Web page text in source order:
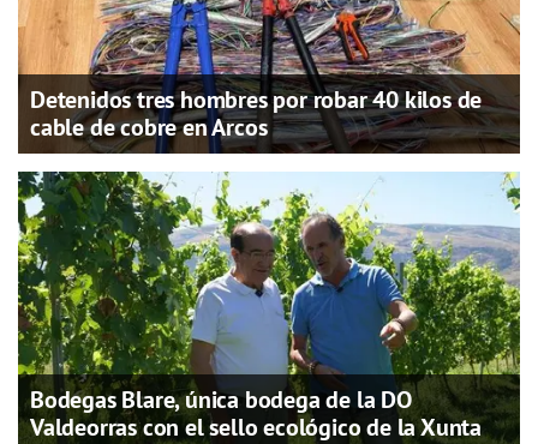
Detenidos tres hombres por robar 40 kilos de
cable de cobre en Arcos
Bodegas Blare, única bodega de la DO
Valdeorras con el sello ecológico de la Xunta